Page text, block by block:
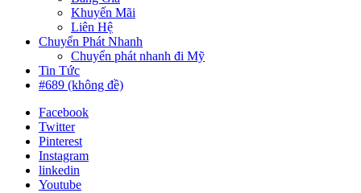
Khuyến Mãi
Liên Hệ
Chuyển Phát Nhanh
Chuyển phát nhanh đi Mỹ
Tin Tức
#689 (không đề)
Facebook
Twitter
Pinterest
Instagram
linkedin
Youtube